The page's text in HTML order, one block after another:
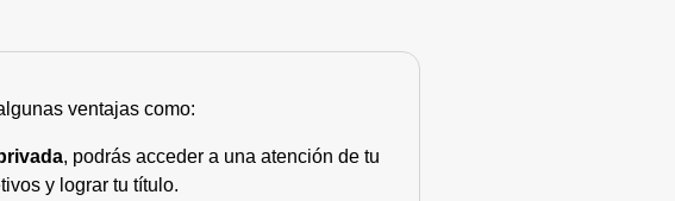
ventajas como:
, podrás acceder a una atención de tu
y lograr tu título.